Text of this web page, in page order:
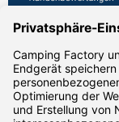
Zahlarten